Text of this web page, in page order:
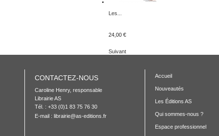
Les...
24,00 €
Suivant
CONTACTEZ-NOUS
Caroline Henry, responsable
Librairie AS
Tél. : +33 (0)1 83 75 76 30
E-mail : librairie@as-editions.fr
Accueil
Nouveautés
Les Éditions AS
Qui sommes-nous ?
Espace professionnel